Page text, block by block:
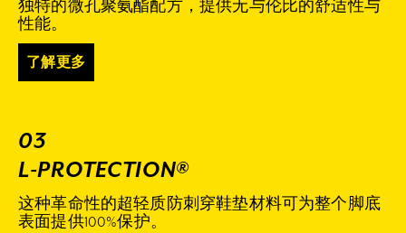
独特的微孔聚氨酯配方，提供无与伦比的舒适性与
性能。
了解更多
03
L-PROTECTION®
这种革命性的超轻质防刺穿鞋垫材料可为整个脚底
表面提供100%保护。